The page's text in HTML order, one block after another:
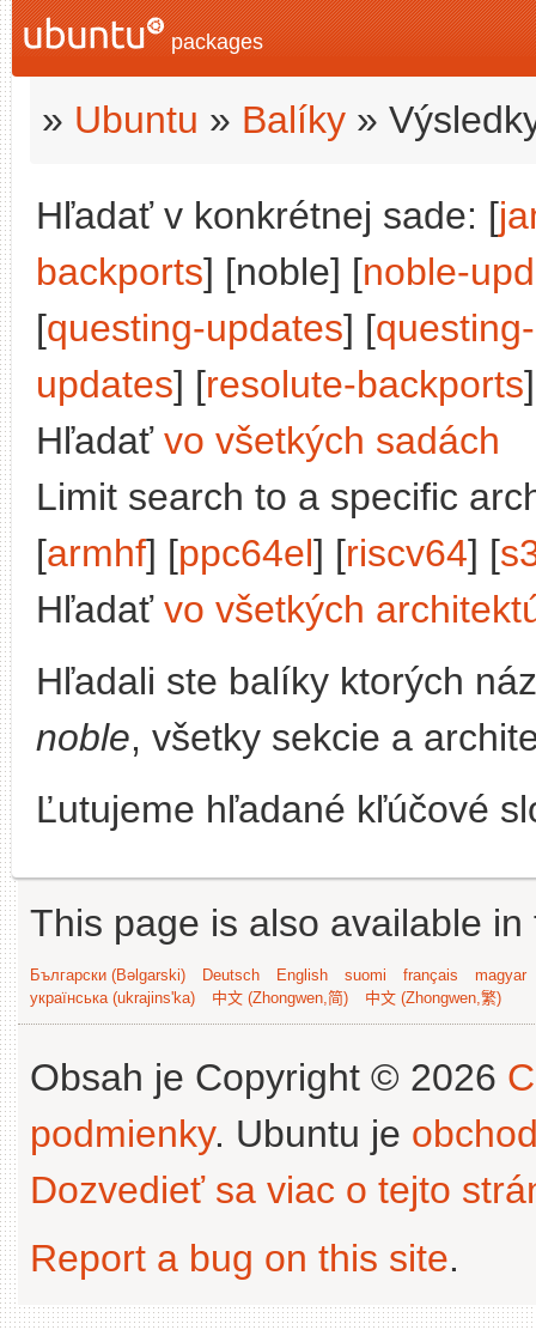
packages
» Ubuntu » Balíky »
Hľadať v konkrétnej sade: [
backports] [noble] [noble-
[questing-updates] [
updates] [resolute-backports
Hľadať vo všetkých sadách
Limit search to a specific
[armhf] [ppc64el] [riscv64] [
Hľadať vo všetkých
Hľadali ste balíky ktorých
noble, všetky sekcie a
Ľutujeme hľadané kľúčové
This page is also available
Български (Bəlgarski) Deutsch English suomi français
magyar
українська (ukrajins'ka)
中文 (Zhongwen,简) 中文 (Zhongwen,繁)
Obsah je Copyright © 2026
podmienky. Ubuntu je
Dozvedieť sa viac o tejto
Report a bug on this site.